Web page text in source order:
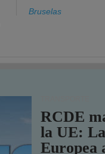
más
Bruselas
RCDE
la UE:
Europea